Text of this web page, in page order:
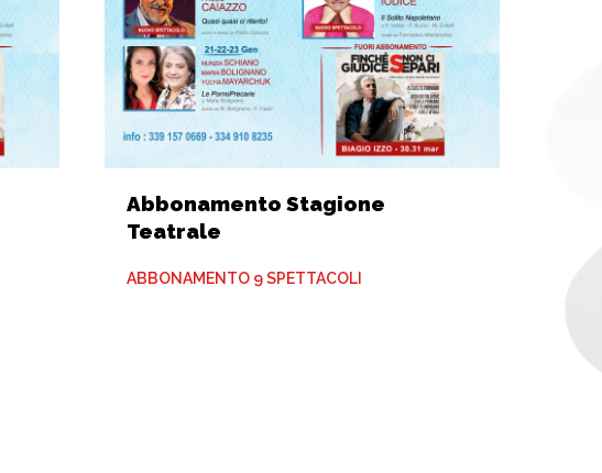
Abbonamento Stagione
Teatrale
ABBONAMENTO 9 SPETTACOLI